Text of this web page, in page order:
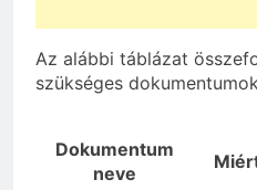
Az alábbi táblázat
szükséges
Dokumentum
neve